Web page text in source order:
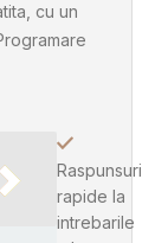
cu un
Raspunsuri
rapide la
intrebarile